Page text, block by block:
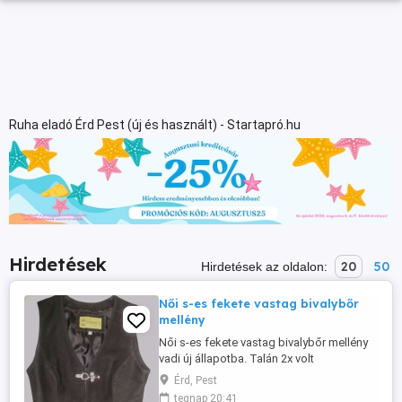
Ruha eladó Érd Pest (új és használt) - Startapró.hu
Hirdetések Hirdetések az oldalon: 20 50
Női s-es fekete vastag bivalybőr
mellény
Női s-es fekete vastag bivalybőr mellény
vadi új állapotba. Talán 2x volt
hordva,féláron.
Érd, Pest
tegnap 20:41